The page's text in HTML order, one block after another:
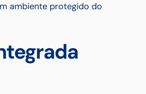
ambiente protegido do